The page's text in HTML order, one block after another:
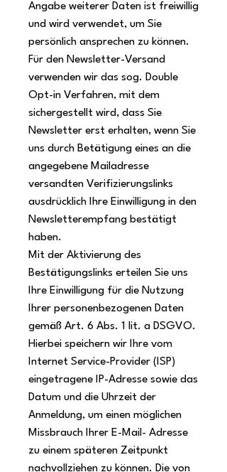
Angabe weiterer Daten ist freiwillig
und wird verwendet, um Sie
persönlich ansprechen zu können.
Für den Newsletter-Versand
verwenden wir das sog. Double
Opt-in Verfahren, mit dem
sichergestellt wird, dass Sie
Newsletter erst erhalten, wenn Sie
uns durch Betätigung eines an die
angegebene Mailadresse
versandten Verifizierungslinks
ausdrücklich Ihre Einwilligung in den
Newsletterempfang bestätigt
haben.
Mit der Aktivierung des
Bestätigungslinks erteilen Sie uns
Ihre Einwilligung für die Nutzung
Ihrer personenbezogenen Daten
gemäß Art. 6 Abs. 1 lit. a DSGVO.
Hierbei speichern wir Ihre vom
Internet Service-Provider (ISP)
eingetragene IP-Adresse sowie das
Datum und die Uhrzeit der
Anmeldung, um einen möglichen
Missbrauch Ihrer E-Mail- Adresse
zu einem späteren Zeitpunkt
nachvollziehen zu können. Die von